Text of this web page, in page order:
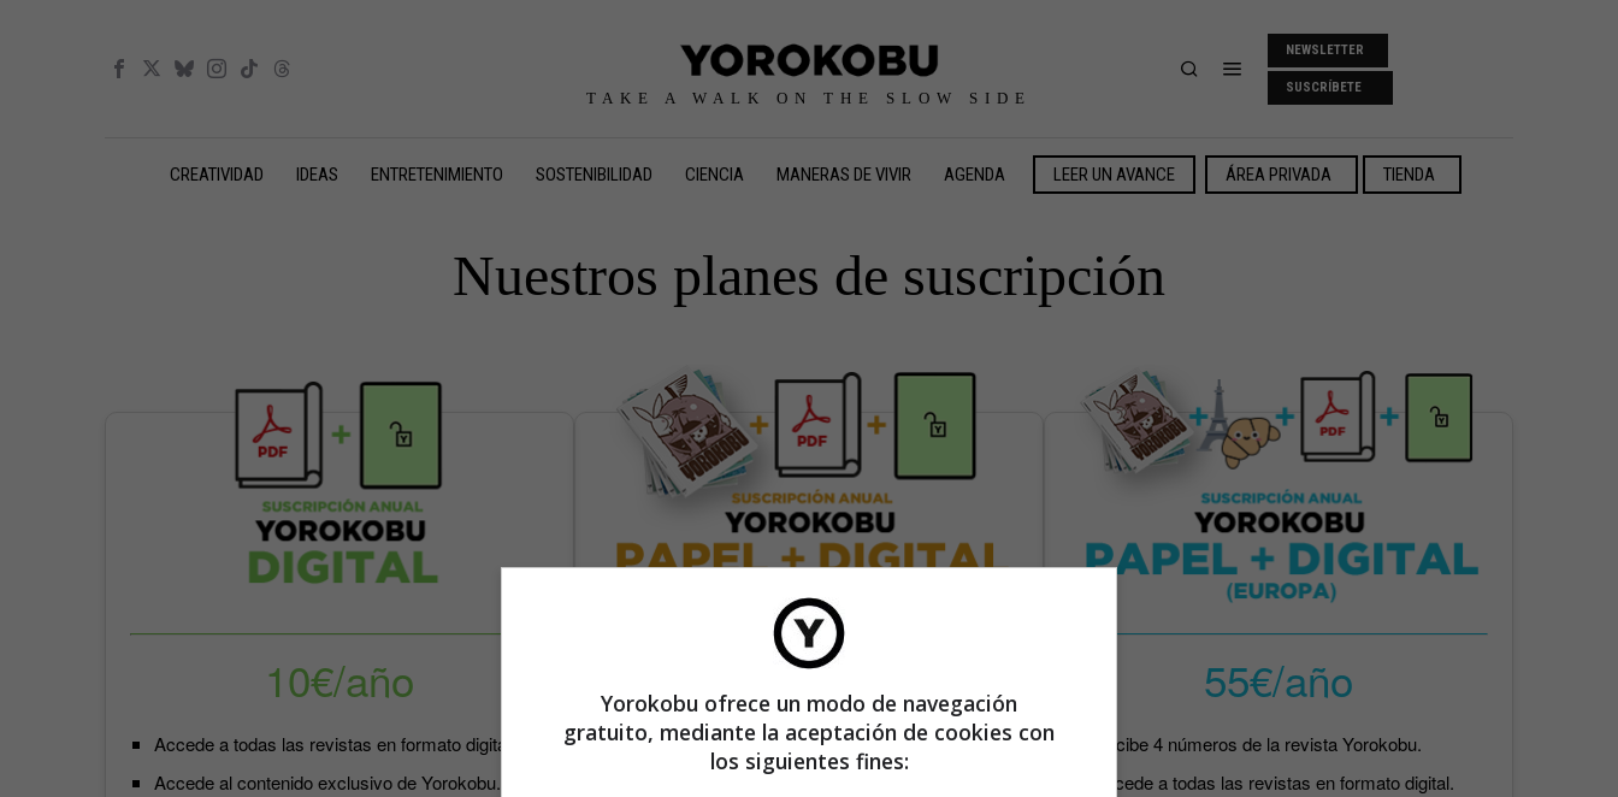
TAKE A WALK ON THE SLOW SIDE
NEWSLETTER
SUSCRÍBETE
CREATIVIDAD IDEAS ENTRETENIMIENTO SOSTENIBILIDAD CIENCIA MANERAS DE VIVIR AGENDA LEER UN AVANCE ÁREA PRIVADA TIENDA
Nuestros planes de suscripción
10€/año
Accede a todas las revistas en formato digital.
Accede al contenido exclusivo de Yorokobu.
35€/año
Recibe 4 números de la revista Yorokobu.
Accede a todas las revistas en formato digital.
55€/año
Recibe 4 números de la revista Yorokobu.
Accede a todas las revistas en formato digital.
Yorokobu ofrece un modo de navegación
gratuito, mediante la aceptación de cookies con
los siguientes fines: